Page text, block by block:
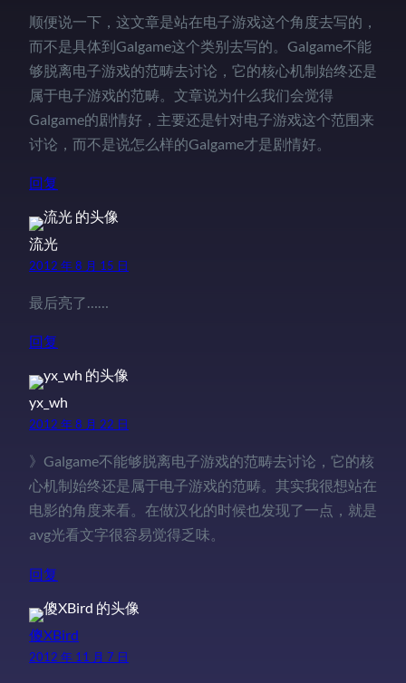
顺便说一下，这文章是站在电子游戏这个角度去写的，
而不是具体到Galgame这个类别去写的。Galgame不能
够脱离电子游戏的范畴去讨论，它的核心机制始终还是
属于电子游戏的范畴。文章说为什么我们会觉得
Galgame的剧情好，主要还是针对电子游戏这个范围来
讨论，而不是说怎么样的Galgame才是剧情好。
回复
流光
2012 年 8 月 15 日
最后亮了……
回复
yx_wh
2012 年 8 月 22 日
》Galgame不能够脱离电子游戏的范畴去讨论，它的核
心机制始终还是属于电子游戏的范畴。其实我很想站在
电影的角度来看。在做汉化的时候也发现了一点，就是
avg光看文字很容易觉得乏味。
回复
傻XBird
2012 年 11 月 7 日